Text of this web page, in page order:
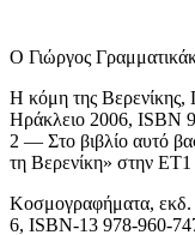
Ο Γιώργος
Η κόμη της Βερενίκης,
Ηράκλειο 2006, ISBN
2 — Στο βιβλίο αυτό
τη Βερενίκη» στην ΕΤ1
Κοσμογραφήματα,
6, ISBN-13 978-960-